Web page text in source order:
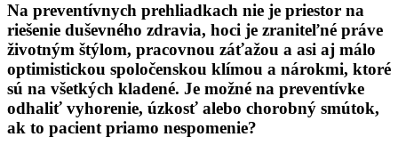
Na preventívnych prehliadkach nie je priestor na
riešenie duševného zdravia, hoci je zraniteľné práve
životným štýlom, pracovnou záťažou a asi aj málo
optimistickou spoločenskou klímou a nárokmi, ktoré
sú na všetkých kladené. Je možné na preventívke
odhaliť vyhorenie, úzkosť alebo chorobný smútok,
ak to pacient priamo nespomenie?